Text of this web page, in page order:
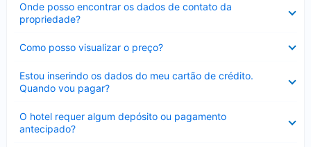
Onde posso encontrar os dados de contato da
propriedade?
Como posso visualizar o preço?
Estou inserindo os dados do meu cartão de crédito.
Quando vou pagar?
O hotel requer algum depósito ou pagamento
antecipado?